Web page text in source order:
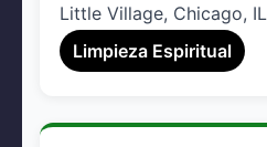
Little Village, Chicago, IL
Limpieza Espiritual